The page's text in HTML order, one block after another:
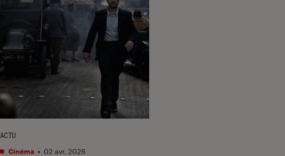
ACTU
Cinéma • 02 avr. 2026